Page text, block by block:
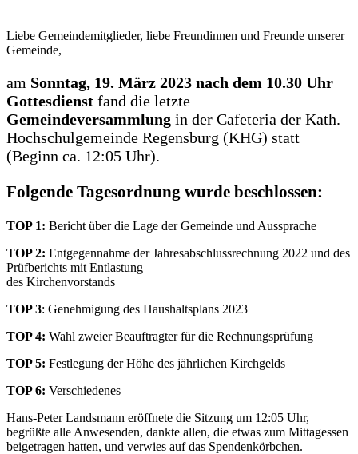
Liebe Gemeindemitglieder, liebe Freundinnen und Freunde unserer
Gemeinde,
am Sonntag, 19. März 2023 nach dem 10.30 Uhr
Gottesdienst fand die letzte
Gemeindeversammlung in der Cafeteria der Kath.
Hochschulgemeinde Regensburg (KHG) statt
(Beginn ca. 12:05 Uhr).
Folgende Tagesordnung wurde beschlossen:
TOP 1: Bericht über die Lage der Gemeinde und Aussprache
TOP 2: Entgegennahme der Jahresabschlussrechnung 2022 und des
Prüfberichts mit Entlastung
des Kirchenvorstands
TOP 3: Genehmigung des Haushaltsplans 2023
TOP 4: Wahl zweier Beauftragter für die Rechnungsprüfung
TOP 5: Festlegung der Höhe des jährlichen Kirchgelds
TOP 6: Verschiedenes
Hans-Peter Landsmann eröffnete die Sitzung um 12:05 Uhr,
begrüßte alle Anwesenden, dankte allen, die etwas zum Mittagessen
beigetragen hatten, und verwies auf das Spendenkörbchen.